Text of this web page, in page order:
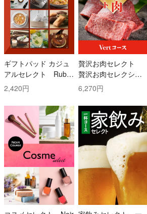
ギフトパッド カジュ
アルセレクト Ruby
(ルビー)コース
2,420円
贅沢お肉セレクト
贅沢お肉セレクショ
ン 5000円コース
6,270円